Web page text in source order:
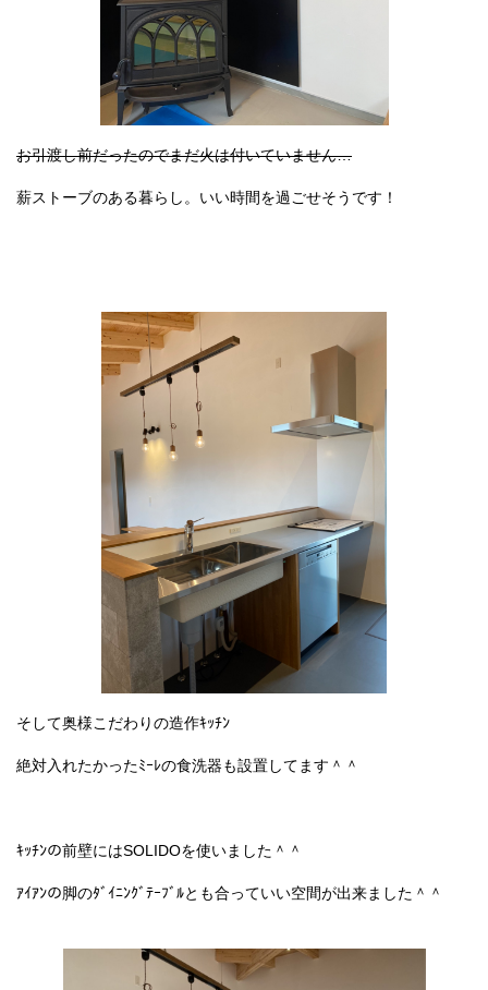
お引渡し前だったのでまだ火は付いていません…
薪ストーブのある暮らし。いい時間を過ごせそうです！
そして奥様こだわりの造作ｷｯﾁﾝ
絶対入れたかったﾐｰﾚの食洗器も設置してます＾＾
ｷｯﾁﾝの前壁にはSOLIDOを使いました＾＾
ｱｲｱﾝの脚のﾀﾞｲﾆﾝｸﾞﾃｰﾌﾞﾙとも合っていい空間が出来ました＾＾